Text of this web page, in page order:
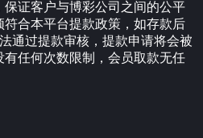
证客户与博彩公司之间的公平
合本平台提款政策，如存款后
通过提款审核，提款申请将会被
任何次数限制，会员取款无任